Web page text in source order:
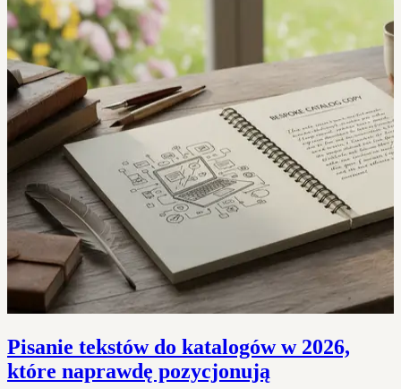
Pisanie tekstów do katalogów w 2026,
które naprawdę pozycjonują